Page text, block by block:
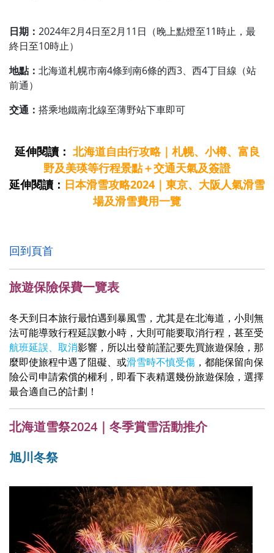
日期： 2024年2月4日至2月11日（晚上點燈至11時止，最
終日至10時止）
地點： 北海道札幌市南4條到南6條的西3、西4丁目線（站
前通）
交通： 搭乘地鐵南北線至薄野站下車即可
延伸閱讀： 北海道自由行攻略｜札幌、小樽、富良
野及美瑛等行程景點＋交通天氣及簽證
延伸閱讀： 日本滑雪攻略2024｜東京、大阪人氣滑雪
場及滑雪費用一覽
回到頁首
旅遊保險保費一覽表
冬天到日本旅行最怕遇到暴風雪，尤其是在北海道，小則無
法可能導致行程延誤數小時，大則可能要取消行程，甚至受
航班延誤、取消影響 ，所以出發前謹記要先買旅遊保險，那
麼即使旅程中遇了阻礙、或滑雪時不慎受傷 ，都能保留向保
險公司申請索償的權利，即看下表精選幾份旅遊保險，選擇
最合適自己的計劃！
北海道雪祭2024｜冬季賞雪活動推介
旭川冬祭